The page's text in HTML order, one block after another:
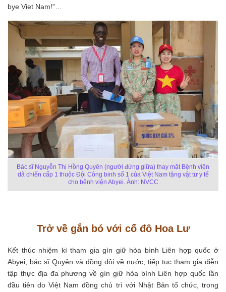
bye Viet Nam!”…
Bác sĩ Nguyễn Thị Hồng Quyên (người đứng giữa) thay mặt Bệnh viện
dã chiến cấp 1 thuộc Đội Công binh số 1 của Việt Nam tặng vật tư y tế
cho bệnh viện Abyei.Ảnh: NVCC
Trở về gắn bó với cố đô Hoa Lư
Kết thúc nhiệm kì tham gia gìn giữ hòa bình Liên hợp quốc ở
Abyei, bác sĩ Quyên và đồng đội về nước, tiếp tục tham gia diễn
tập thực địa đa phương về gìn giữ hòa bình Liên hợp quốc lần
đầu tiên do Việt Nam đồng chủ trì với Nhật Bản tổ chức, trong